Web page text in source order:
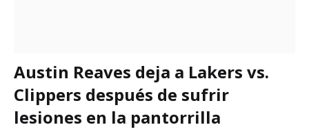
Austin Reaves deja a Lakers vs.
Clippers después de sufrir
lesiones en la pantorrilla